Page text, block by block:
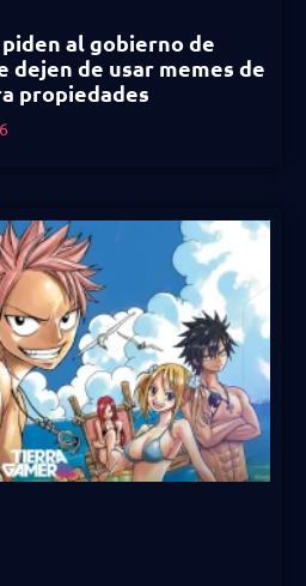
al gobierno de
dejen de usar memes de
propiedades